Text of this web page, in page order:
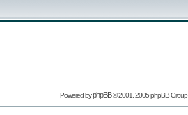
Powered byphpBB© 2001, 2005 phpBB Group